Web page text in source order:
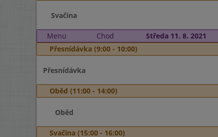
Svačina
Menu Chod
Středa 11. 8. 2021
Přesnídávka (9:00 - 10:00)
Přesnídávka
Oběd (11:00 - 14:00)
Oběd
Svačina (15:00 - 16:00)